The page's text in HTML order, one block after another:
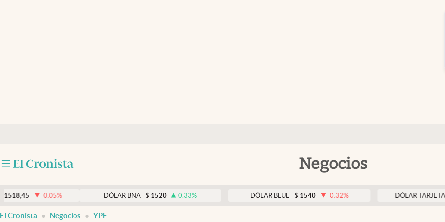
Negocios
-0.05 % DÓLAR BNA $ 1520 0.33% DÓLAR BLUE $ 1540 -0.32 % DÓLAR TARJETA $ 1976
El Cronista Negocios YPF